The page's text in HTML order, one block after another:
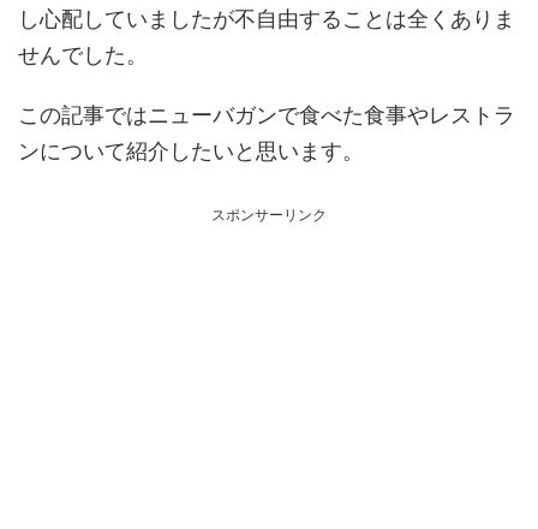
し心配していましたが不自由することは全くありま
せんでした。
この記事ではニューバガンで食べた食事やレストラ
ンについて紹介したいと思います。
スポンサーリンク